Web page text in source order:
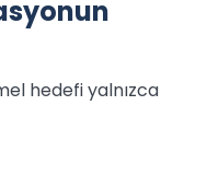
hedefi yalnızca